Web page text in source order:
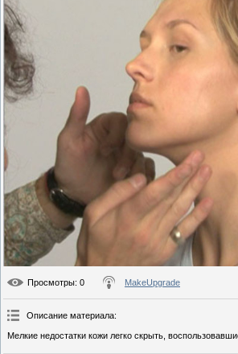
Просмотры: 0 MakeUpgrade
Описание материала:
Мелкие недостатки кожи легко скрыть,